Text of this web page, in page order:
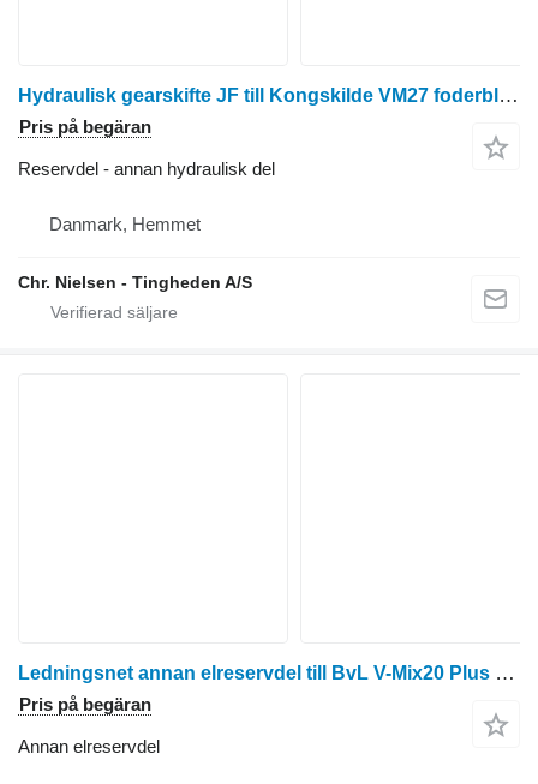
Hydraulisk gearskifte JF till Kongskilde VM27 foderblandare
Pris på begäran
Reservdel - annan hydraulisk del
Danmark, Hemmet
Chr. Nielsen - Tingheden A/S
Ledningsnet annan elreservdel till BvL V-Mix20 Plus foderblandare
Pris på begäran
Annan elreservdel